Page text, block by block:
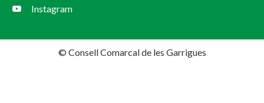
Instagram
© Consell Comarcal de les Garrigues